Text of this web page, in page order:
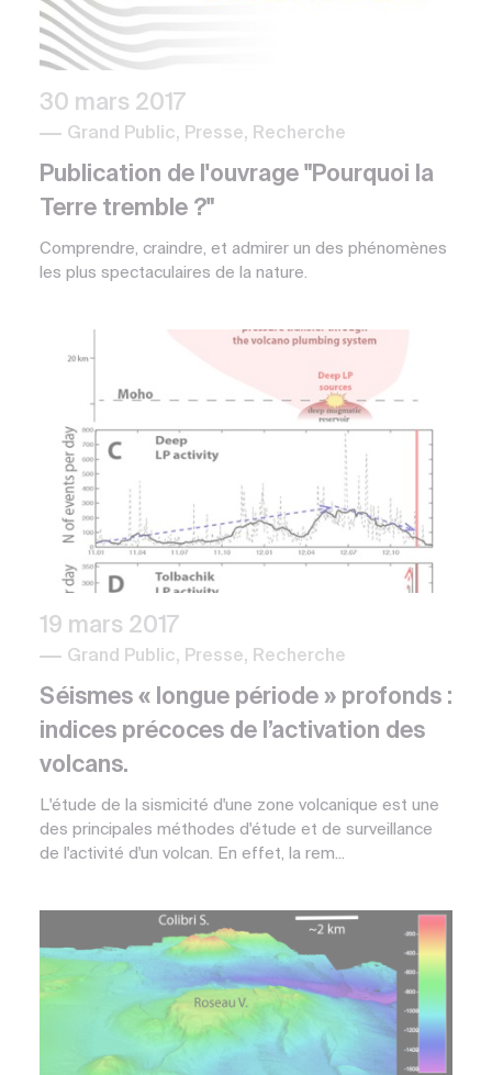
30 mars 2017
Grand Public, Presse, Recherche
Publication de l'ouvrage "Pourquoi la
Terre tremble ?"
Comprendre, craindre, et admirer un des phénomènes
les plus spectaculaires de la nature.
19 mars 2017
Grand Public, Presse, Recherche
Séismes « longue période » profonds :
indices précoces de l’activation des
volcans.
L'étude de la sismicité d'une zone volcanique est une
des principales méthodes d'étude et de surveillance
de l'activité d'un volcan. En effet, la rem...